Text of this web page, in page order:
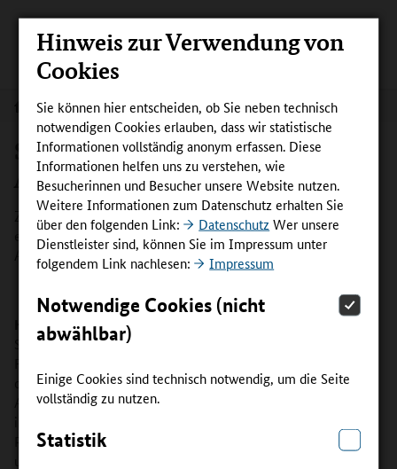
Hinweis zur Verwendung von
Cookies
Sie können hier entscheiden, ob Sie neben technisch
notwendigen Cookies erlauben, dass wir statistische
Informationen vollständig anonym erfassen. Diese
Informationen helfen uns zu verstehen, wie
Besucherinnen und Besucher unsere Website nutzen.
Weitere Informationen zum Datenschutz erhalten Sie
über den folgenden Link:
Datenschutz Wer unsere
Dienstleister sind, können Sie im Impressum unter
folgendem Link nachlesen:
Impressum
Notwendige Cookies (nicht
abwählbar)
Einige Cookies sind technisch notwendig, um die Seite
vollständig zu nutzen.
Statistik
Die Projekte
Start2train – Start-ups in die duale
Ausbildung begleiten
Zwei Modellregionen in Sachsen und Rheinland-Pfalz
erproben Netzwerke für Verbundausbildung, um
Ausbildung in Start-ups möglich zu machen.
Herausforderung
Start-ups haben einen hohen Bedarf an qualifizierten
oft internationales Arbeitsumfeld ein besonders attraktiver
Arbeitgeber. Sie bieten jungen Erwachsenen Chancen, Prozesse
Rahmenbedingungen bilden bislang nur fünf Prozent der Start-